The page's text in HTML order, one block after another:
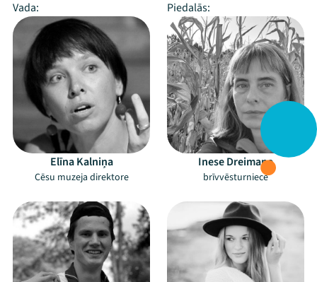
Vada:
Piedalās:
Elīna Kalniņa
Cēsu muzeja direktore
Inese Dreimane
brīvvēsturniece